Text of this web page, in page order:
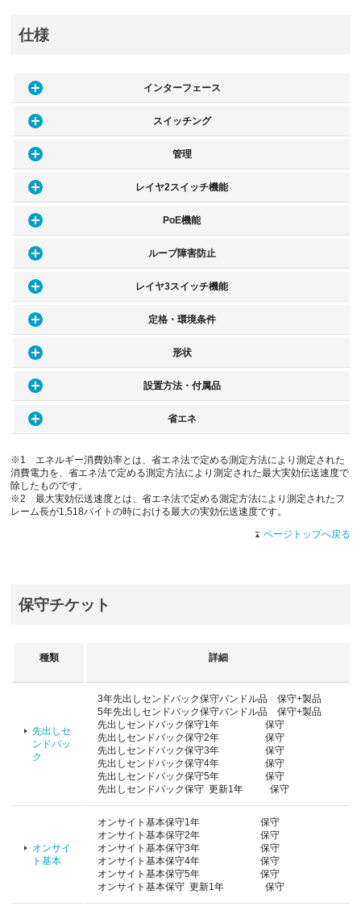
仕様
インターフェース
スイッチング
管理
レイヤ2スイッチ機能
PoE機能
ループ障害防止
レイヤ3スイッチ機能
定格・環境条件
形状
設置方法・付属品
省エネ
※1 エネルギー消費効率とは、省エネ法で定める測定方法により測定された
消費電力を、省エネ法で定める測定方法により測定された最大実効伝送速度で
除したものです。
※2 最大実効伝送速度とは、省エネ法で定める測定方法により測定されたフ
レーム長が1,518バイトの時における最大の実効伝送速度です。
ページトップへ戻る
保守チケット
種類 詳細
先出しセ
ンドバッ
ク
3年先出しセンドバック保守バンドル品 保守+製品
5年先出しセンドバック保守バンドル品 保守+製品
先出しセンドバック保守1年 保守
先出しセンドバック保守2年 保守
先出しセンドバック保守3年 保守
先出しセンドバック保守4年 保守
先出しセンドバック保守5年 保守
先出しセンドバック保守 更新1年 保守
オンサイ
ト基本
オンサイト基本保守1年 保守
オンサイト基本保守2年 保守
オンサイト基本保守3年 保守
オンサイト基本保守4年 保守
オンサイト基本保守5年 保守
オンサイト基本保守 更新1年 保守